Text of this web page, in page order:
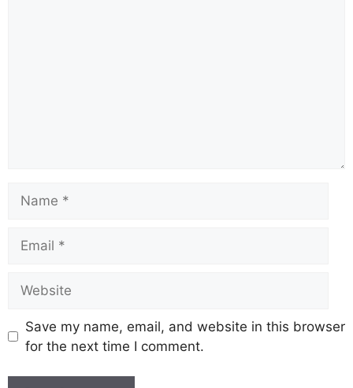
Save my name, email, and website in this browser
for the next time I comment.